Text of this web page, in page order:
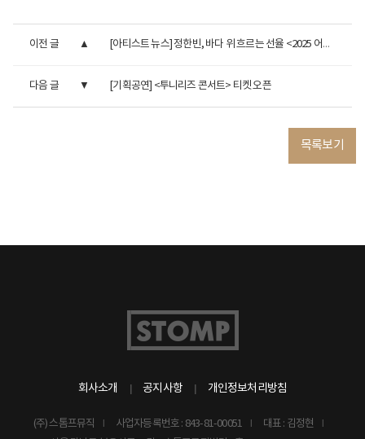
이전 글 [아티스트 뉴스] 정한빈, 바다 위 흐르는 선율 <2025 어울림 콘...
다음 글 [기획공연] <투니리즈 콘서트> 티켓 오픈
목록보기
회사소개 공지사항 개인정보처리방침
(주) 스톰프뮤직 사업자등록번호 : 843-81-00051
대표 : 김정현